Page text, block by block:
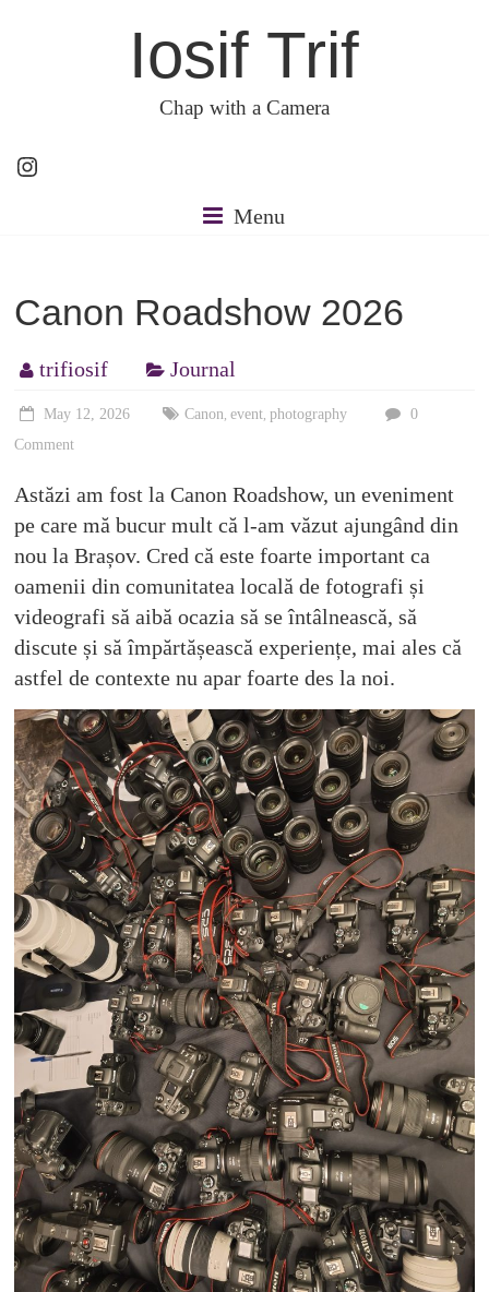
Iosif Trif
Chap with a Camera
Instagram
Menu
Canon Roadshow 2026
trifiosif Journal
May 12, 2026 Canon,event,photography
0
Comment
Astăzi am fost la Canon Roadshow, un eveniment
pe care mă bucur mult că l-am văzut ajungând din
nou la Brașov. Cred că este foarte important ca
oamenii din comunitatea locală de fotografi și
videografi să aibă ocazia să se întâlnească, să
discute și să împărtășească experiențe, mai ales că
astfel de contexte nu apar foarte des la noi.